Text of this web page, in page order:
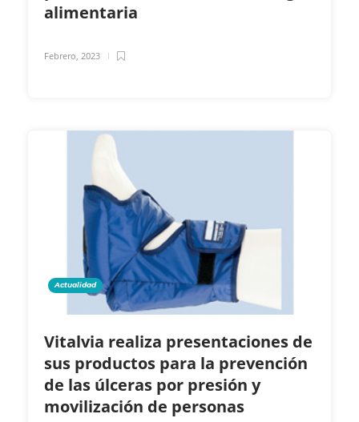
alimentaria
Febrero, 2023
Actualidad
Vitalvia realiza presentaciones de
sus productos para la prevención
de las úlceras por presión y
movilización de personas